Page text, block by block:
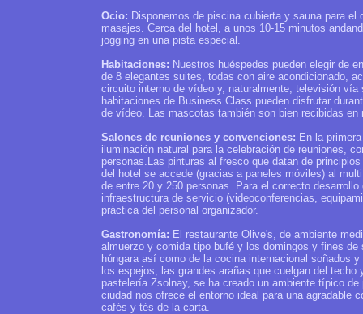
Ocio: Disponemos de piscina cubierta y sauna para
masajes. Cerca del hotel, a unos 10-15 minutos
jogging en una pista especial.
Habitaciones: Nuestros huéspedes pueden elegir de
de 8 elegantes suites, todas con aire acondicionado,
circuito interno de vídeo y, naturalmente, televisión
habitaciones de Business Class pueden disfrutar
de vídeo. Las mascotas también son bien recibidas en
Salones de reuniones y convenciones: En la
iluminación natural para la celebración de reuniones,
personas.Las pinturas al fresco que datan de
del hotel se accede (gracias a paneles móviles) al
de entre 20 y 250 personas. Para el correcto
infraestructura de servicio (videoconferencias,
práctica del personal organizador.
Gastronomía: El restaurante Olive's, de ambiente
almuerzo y comida tipo bufé y los domingos y fines
húngara así como de la cocina internacional soñados
los espejos, las grandes arañas que cuelgan del
pastelería Zsolnay, se ha creado un ambiente típico
ciudad nos ofrece el entorno ideal para una
cafés y tés de la carta.